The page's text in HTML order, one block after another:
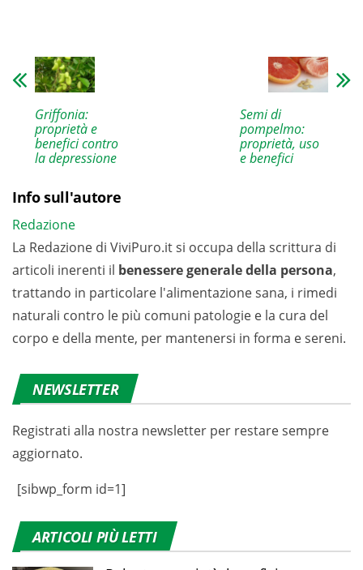
Griffonia:
proprietà e
benefici contro
la depressione
Semi di
pompelmo:
proprietà, uso
e benefici
Info sull'autore
Redazione
La Redazione di ViviPuro.it si occupa della scrittura di
articoli inerenti il benessere generale della persona,
trattando in particolare l'alimentazione sana, i rimedi
naturali contro le più comuni patologie e la cura del
corpo e della mente, per mantenersi in forma e sereni.
NEWSLETTER
Registrati alla nostra newsletter per restare sempre
aggiornato.
[sibwp_form id=1]
ARTICOLI PIÙ LETTI